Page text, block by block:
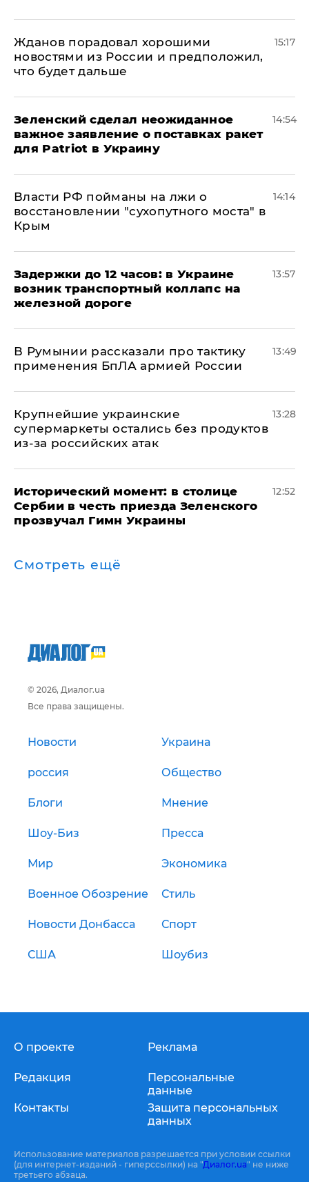
Жданов порадовал хорошими
новостями из России и предположил,
что будет дальше
15:17
Зеленский сделал неожиданное
важное заявление о поставках ракет
для Patriot в Украину
14:54
Власти РФ пойманы на лжи о
восстановлении "сухопутного моста" в
Крым
14:14
Задержки до 12 часов: в Украине
возник транспортный коллапс на
железной дороге
13:57
В Румынии рассказали про тактику
применения БпЛА армией России
13:49
Крупнейшие украинские
супермаркеты остались без продуктов
из-за российских атак
13:28
Исторический момент: в столице
Сербии в честь приезда Зеленского
прозвучал Гимн Украины
12:52
Смотреть ещё
© 2026, Диалог.ua
Все права защищены.
Новости Украина
россия Общество
Блоги Мнение
Шоу-Биз Пресса
Мир Экономика
Военное Обозрение Стиль
Новости Донбасса Спорт
США Шоубиз
О проекте
Редакция
Контакты
Реклама
Персональные
данные
Защита персональных
данных
Использование материалов разрешается при условии ссылки
(для интернет-изданий - гиперссылки) на "Диалог.ua" не ниже
третьего абзаца.